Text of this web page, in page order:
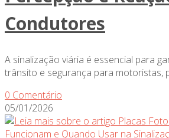
Condutores
A sinalização viária é essencial para
trânsito e segurança para motoristas,
0 Comentário
05/01/2026